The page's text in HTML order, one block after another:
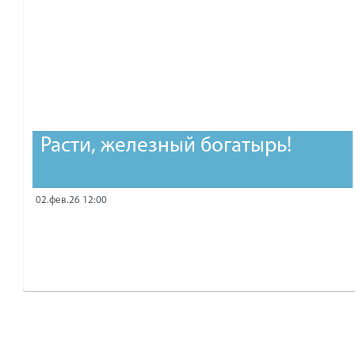
Расти, железный богатырь!
02.фев.26 12:00